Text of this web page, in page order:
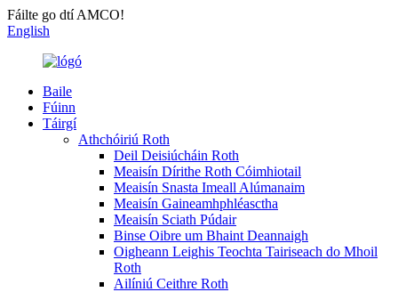
Fáilte go dtí AMCO!
English
Baile
Fúinn
Táirgí
Athchóiriú Roth
Deil Deisiúcháin Roth
Meaisín Dírithe Roth Cóimhiotail
Meaisín Snasta Imeall Alúmanaim
Meaisín Gaineamhphléasctha
Meaisín Sciath Púdair
Binse Oibre um Bhaint Deannaigh
Oigheann Leighis Teochta Tairiseach do Mhoil
Roth
Ailíniú Ceithre Roth